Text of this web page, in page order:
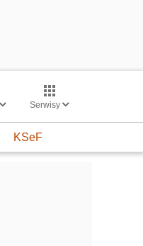
Serwisy
KSeF